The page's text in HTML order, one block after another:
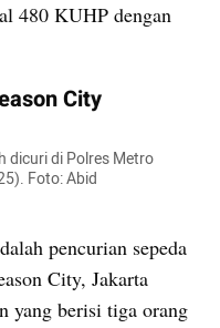
480 KUHP dengan
City
dicuri di Polres Metro
Foto: Abid
pencurian sepeda
City, Jakarta
yang berisi tiga orang